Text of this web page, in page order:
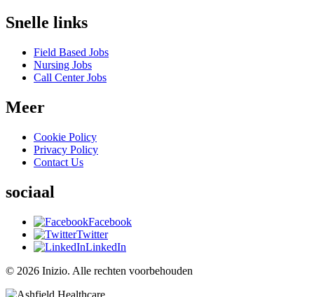
Snelle links
Field Based Jobs
Nursing Jobs
Call Center Jobs
Meer
Cookie Policy
Privacy Policy
Contact Us
sociaal
Facebook
Twitter
LinkedIn
© 2026 Inizio. Alle rechten voorbehouden